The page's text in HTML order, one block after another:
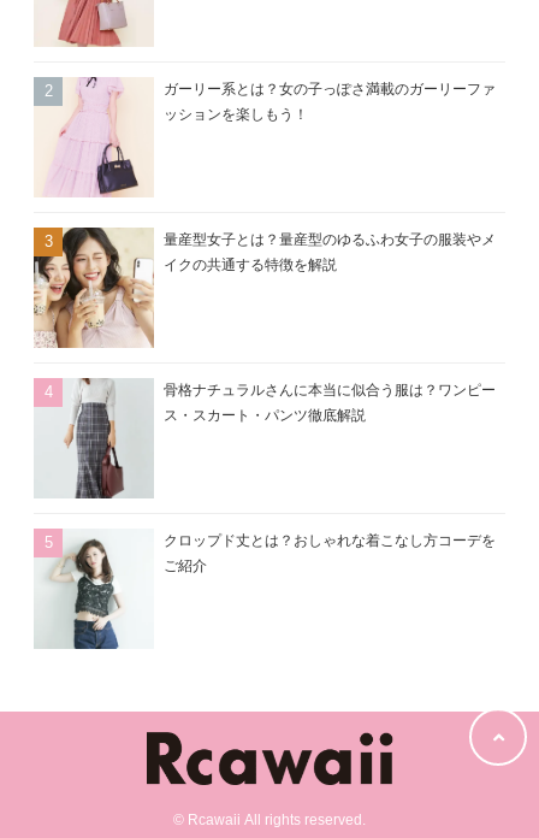
ガーリー系とは？女の子っぽさ満載のガーリーファ
ッションを楽しもう！
量産型女子とは？量産型のゆるふわ女子の服装やメ
イクの共通する特徴を解説
骨格ナチュラルさんに本当に似合う服は？ワンピー
ス・スカート・パンツ徹底解説
クロップド丈とは？おしゃれな着こなし方コーデを
ご紹介
© Rcawaii All rights reserved.